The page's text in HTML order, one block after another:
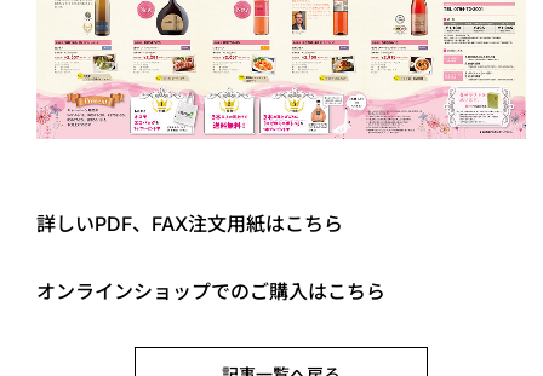
詳しいPDF、FAX注文用紙はこちら
オンラインショップでのご購入はこちら